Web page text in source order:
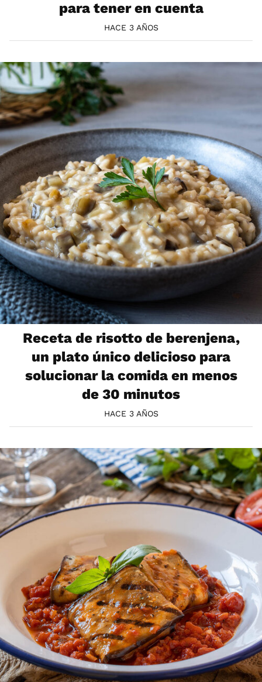
para tener en cuenta
HACE 3 AÑOS
Receta de risotto de berenjena,
un plato único delicioso para
solucionar la comida en menos
de 30 minutos
HACE 3 AÑOS